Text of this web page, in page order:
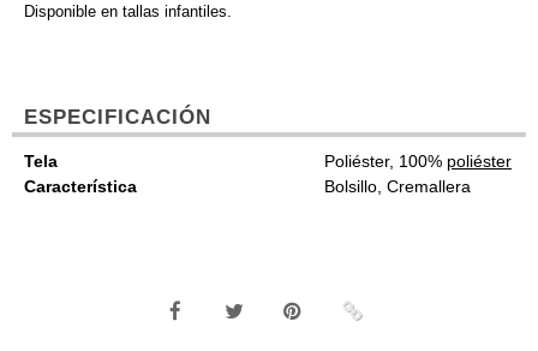
Disponible en tallas infantiles.
ESPECIFICACIÓN
Tela Poliéster, 100% poliéster
Característica
Bolsillo, Cremallera